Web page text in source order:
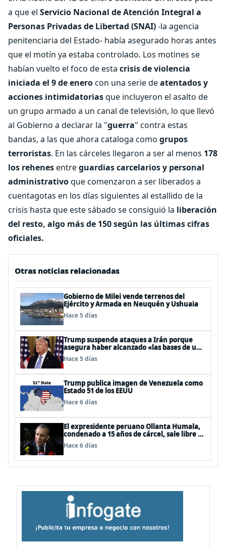
a que el Servicio Nacional de Atención Integral a
Personas Privadas de Libertad (SNAI)-la agencia
penitenciaria del Estado- había asegurado horas antes
que el motín ya estaba controlado. Los motines se
habían vuelto el foco de esta crisis de violencia
iniciada el 9 de enerocon una serie deatentados y
acciones intimidatoriasque incluyeron el asalto de
un grupo armado a un canal de televisión, lo que llevó
al Gobierno a declarar la "guerra" contra estas
bandas, a las que ahora cataloga como grupos
terroristas. En las cárceles llegaron a ser al menos 178
los rehenesentreguardias carcelarios y personal
administrativoque comenzaron a ser liberados a
cuentagotas en los días siguientes al estallido de la
crisis hasta que este sábado se consiguió la liberación
del resto, algo más de 150 según las últimas cifras
oficiales.
Otras noticias relacionadas
Gobierno de Milei vende terrenos del
Ejército y Armada en Neuquén y Ushuaia
Hace 5 días
Trump suspende ataques a Irán porque
asegura haber alcanzado «las bases de un
acuerdo»
Hace 5 días
Trump publica imagen de Venezuela como
Estado 51 de los EEUU
Hace 6 días
El expresidente peruano Ollanta Humala,
condenado a 15 años de cárcel, sale libre al
anularse su caso
Hace 6 días